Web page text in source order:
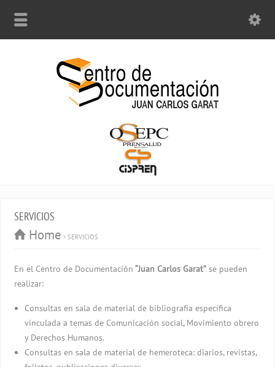
SERVICIOS
Home SERVICIOS
En el Centro de Documentación “Juan Carlos Garat” se pueden
realizar:
Consultas en sala de material de bibliografía específica
vinculada a temas de Comunicación social, Movimiento obrero
y Derechos Humanos.
Consultas en sala de material de hemeroteca: diarios, revistas,